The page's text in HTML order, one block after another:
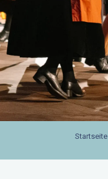
Startseite